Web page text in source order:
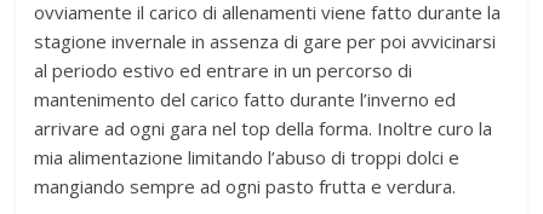
ovviamente il carico di allenamenti viene fatto durante la
stagione invernale in assenza di gare per poi avvicinarsi
al periodo estivo ed entrare in un percorso di
mantenimento del carico fatto durante l’inverno ed
arrivare ad ogni gara nel top della forma. Inoltre curo la
mia alimentazione limitando l’abuso di troppi dolci e
mangiando sempre ad ogni pasto frutta e verdura.